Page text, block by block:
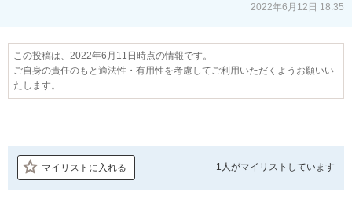
2022年6月12日 18:35
この投稿は、2022年6月11日時点の情報です。
ご自身の責任のもと適法性・有用性を考慮してご利用いただくようお願いい
たします。
マイリストに入れる 1人がマイリストしています